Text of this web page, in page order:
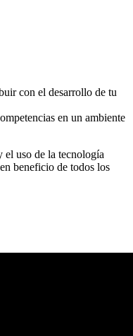
con el desarrollo de tu
en un ambiente
el uso de la tecnología
beneficio de todos los